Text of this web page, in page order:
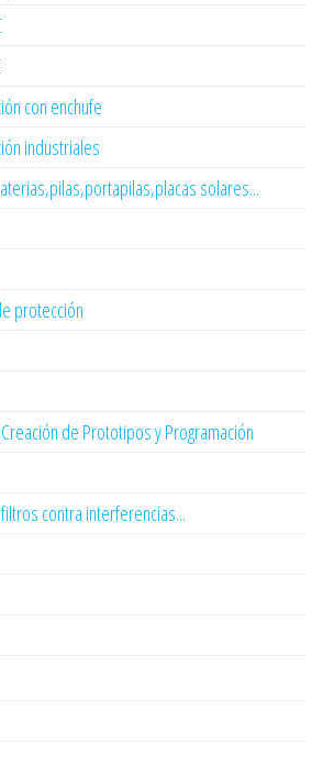
con enchufe
industriales
solares...
protección
de Prototipos y Programación
contra interferencias...